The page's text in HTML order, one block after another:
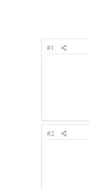
#1
#2